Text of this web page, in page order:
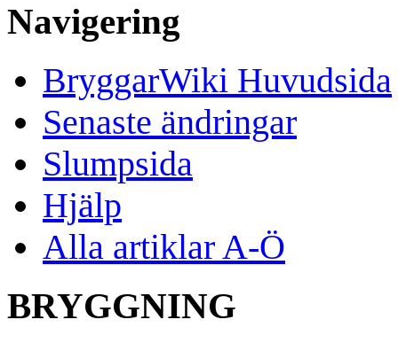
Navigering
BryggarWiki Huvudsida
Senaste ändringar
Slumpsida
Hjälp
Alla artiklar A-Ö
BRYGGNING